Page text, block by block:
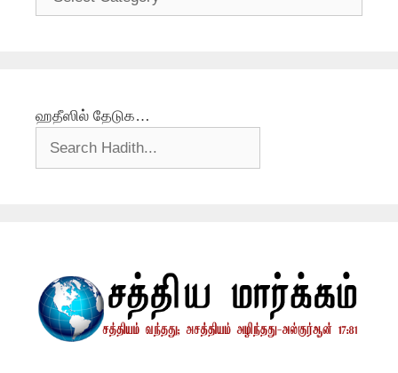
ஹதீஸில் தேடுக…